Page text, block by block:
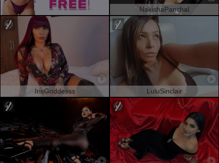
NakishaPanchal
IrisGoddesss LuluSinclair